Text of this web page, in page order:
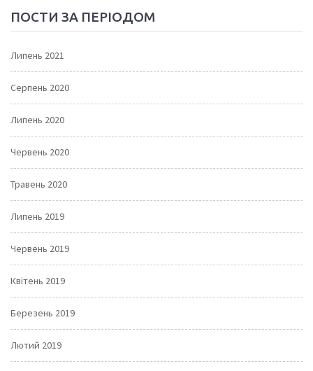
ПОСТИ ЗА ПЕРІОДОМ
Липень 2021
Серпень 2020
Липень 2020
Червень 2020
Травень 2020
Липень 2019
Червень 2019
Квітень 2019
Березень 2019
Лютий 2019